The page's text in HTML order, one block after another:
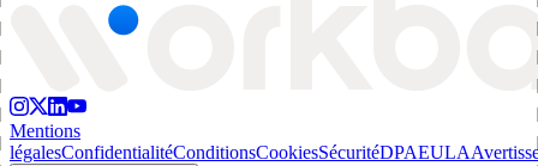
Mentions
légalesConfidentialitéConditionsCookiesSécuritéDPAEULA